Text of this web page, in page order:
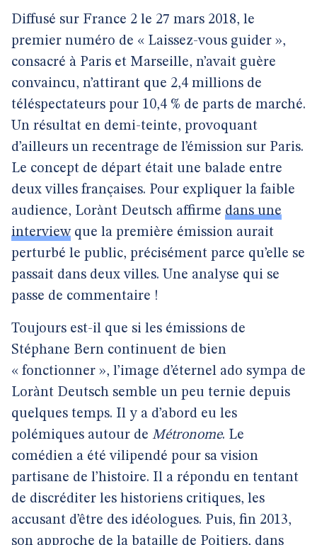
Diffusé sur France 2 le 27 mars 2018, le
premier numéro de « Laissez-vous guider »,
consacré à Paris et Marseille, n’avait guère
convaincu, n’attirant que 2,4 millions de
téléspectateurs pour 10,4 % de parts de marché.
Un résultat en demi-teinte, provoquant
d’ailleurs un recentrage de l’émission sur Paris.
Le concept de départ était une balade entre
deux villes françaises. Pour expliquer la faible
audience, Lorànt Deutsch affirme dans une
interviewque la première émission aurait
perturbé le public, précisément parce qu’elle se
passait dans deux villes. Une analyse qui se
passe de commentaire !
Toujours est-il que si les émissions de
Stéphane Bern continuent de bien
« fonctionner », l’image d’éternel ado sympa de
Lorànt Deutsch semble un peu ternie depuis
quelques temps. Il y a d’abord eu les
polémiques autour de Métronome. Le
comédien a été vilipendé pour sa vision
partisane de l’histoire. Il a répondu en tentant
de discréditer les historiens critiques, les
accusant d’être des idéologues. Puis, fin 2013,
son approche de la bataille de Poitiers, dans